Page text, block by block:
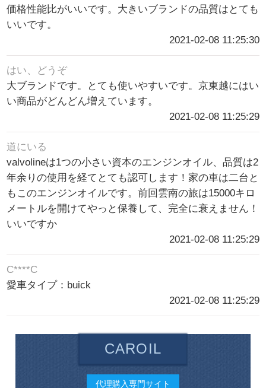
価格性能比がいいです。大きいブランドの品質はとても
いいです。
2021-02-08 11:25:30
はい、どうぞ
大ブランドです。とても使いやすいです。京東越にはい
い商品がどんどん増えています。
2021-02-08 11:25:29
道にいる
valvolineは1つの小さい資本のエンジンオイル、品質は2
年余りの使用を経てとても認可します！家の車は二台と
もこのエンジンオイルです。前回雲南の旅は15000キロ
メートルを開けてやっと保養して、完全に衰えません！
いいですか
2021-02-08 11:25:29
C****C
愛車タイプ：buick
2021-02-08 11:25:29
CAROIL
代理購入専門サイト